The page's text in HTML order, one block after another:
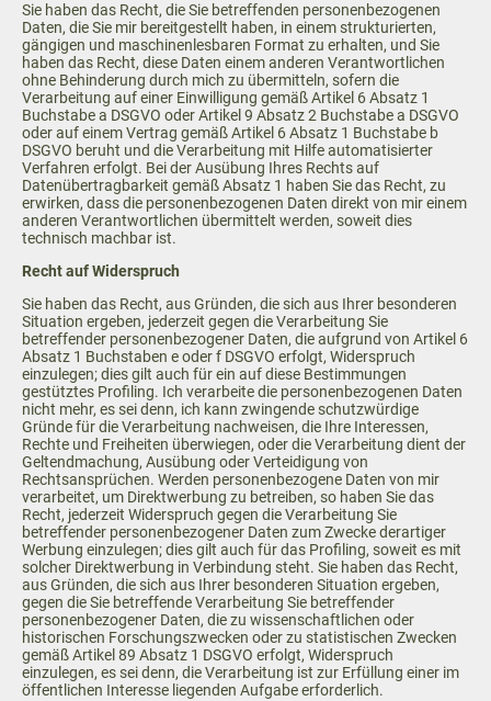
Sie haben das Recht, die Sie betreffenden personenbezogenen
Daten, die Sie mir bereitgestellt haben, in einem strukturierten,
gängigen und maschinenlesbaren Format zu erhalten, und Sie
haben das Recht, diese Daten einem anderen Verantwortlichen
ohne Behinderung durch mich zu übermitteln, sofern die
Verarbeitung auf einer Einwilligung gemäß Artikel 6 Absatz 1
Buchstabe a DSGVO oder Artikel 9 Absatz 2 Buchstabe a DSGVO
oder auf einem Vertrag gemäß Artikel 6 Absatz 1 Buchstabe b
DSGVO beruht und die Verarbeitung mit Hilfe automatisierter
Verfahren erfolgt. Bei der Ausübung Ihres Rechts auf
Datenübertragbarkeit gemäß Absatz 1 haben Sie das Recht, zu
erwirken, dass die personenbezogenen Daten direkt von mir einem
anderen Verantwortlichen übermittelt werden, soweit dies
technisch machbar ist.
Recht auf Widerspruch
Sie haben das Recht, aus Gründen, die sich aus Ihrer besonderen
Situation ergeben, jederzeit gegen die Verarbeitung Sie
betreffender personenbezogener Daten, die aufgrund von Artikel 6
Absatz 1 Buchstaben e oder f DSGVO erfolgt, Widerspruch
einzulegen; dies gilt auch für ein auf diese Bestimmungen
gestütztes Profiling. Ich verarbeite die personenbezogenen Daten
nicht mehr, es sei denn, ich kann zwingende schutzwürdige
Gründe für die Verarbeitung nachweisen, die Ihre Interessen,
Rechte und Freiheiten überwiegen, oder die Verarbeitung dient der
Geltendmachung, Ausübung oder Verteidigung von
Rechtsansprüchen. Werden personenbezogene Daten von mir
verarbeitet, um Direktwerbung zu betreiben, so haben Sie das
Recht, jederzeit Widerspruch gegen die Verarbeitung Sie
betreffender personenbezogener Daten zum Zwecke derartiger
Werbung einzulegen; dies gilt auch für das Profiling, soweit es mit
solcher Direktwerbung in Verbindung steht. Sie haben das Recht,
aus Gründen, die sich aus Ihrer besonderen Situation ergeben,
gegen die Sie betreffende Verarbeitung Sie betreffender
personenbezogener Daten, die zu wissenschaftlichen oder
historischen Forschungszwecken oder zu statistischen Zwecken
gemäß Artikel 89 Absatz 1 DSGVO erfolgt, Widerspruch
einzulegen, es sei denn, die Verarbeitung ist zur Erfüllung einer im
öffentlichen Interesse liegenden Aufgabe erforderlich.